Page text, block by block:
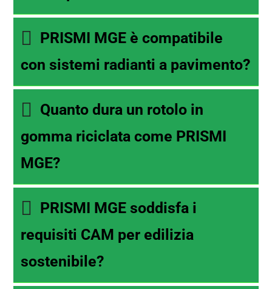
PRISMI MGE è compatibile
con sistemi radianti a pavimento?
Quanto dura un rotolo in
gomma riciclata come PRISMI
MGE?
PRISMI MGE soddisfa i
requisiti CAM per edilizia
sostenibile?